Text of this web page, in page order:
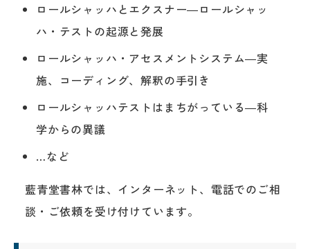
ロールシャッハとエクスナー―ロールシャッ
ハ・テストの起源と発展
ロールシャッハ・アセスメントシステム―実
施、コーディング、解釈の手引き
ロールシャッハテストはまちがっている―科
学からの異議
…など
藍青堂書林では、インターネット、電話でのご相
談・ご依頼を受け付けています。